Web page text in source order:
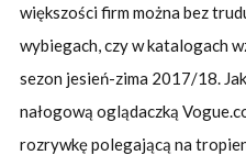
większości firm można bez
wybiegach, czy w katalogach
sezon jesień-zima 2017/18.
nałogową oglądaczką
rozrywkę polegającą na